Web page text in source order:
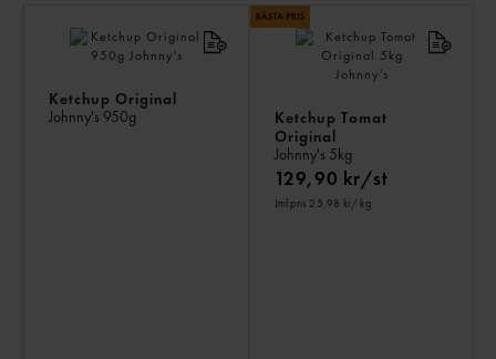
Ketchup Original
Johnny's 950g
Ketchup Tomat
Original
Johnny's 5kg
129,90 kr/st
Jmf.pris 25,98 kr/ kg